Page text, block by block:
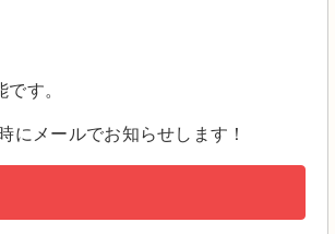
す。
にメールでお知らせします！